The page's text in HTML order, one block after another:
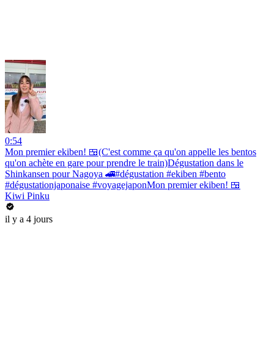
0:54
Mon premier ekiben! 🍱(C'est comme ça qu'on appelle les bentos
qu'on achète en gare pour prendre le train)Dégustation dans le
Shinkansen pour Nagoya 🚄#dégustation #ekiben #bento
#dégustationjaponaise #voyagejaponMon premier ekiben! 🍱
Kiwi Pinku
il y a 4 jours